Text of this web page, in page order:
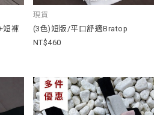
短褲
現貨
(3色)短版/平口舒適Bratop
460